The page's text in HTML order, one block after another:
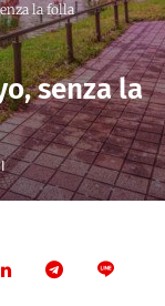
la folla
senza la